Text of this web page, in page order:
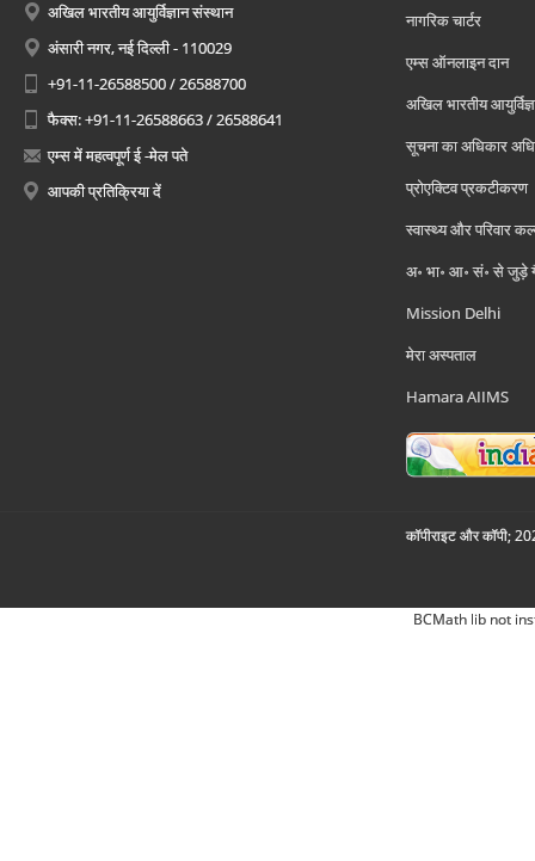
अखिल भारतीय आयुर्विज्ञान संस्थान
अंसारी नगर, नई दिल्ली - 110029
+91-11-26588500 / 26588700
फैक्स: +91-11-26588663 / 26588641
एम्स में महत्वपूर्ण ई -मेल पते
आपकी प्रतिक्रिया दें
नागरिक चार्टर
एम्स ऑनलाइन दान
अखिल भारतीय
सूचना का अधिकार
प्रोएक्टिव प्रकटीकरण
स्वास्थ्य और परिवार
अ॰ भा॰ आ॰ सं॰ से जुड़े
Mission Delhi
मेरा अस्पताल
Hamara AIIMS
कॉपीराइट और कॉपी;
BCMath lib not